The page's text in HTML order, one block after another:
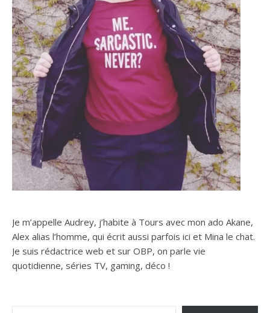
Je m’appelle Audrey, j’habite à Tours avec mon ado Akane,
Alex alias l’homme, qui écrit aussi parfois ici et Mina le chat.
Je suis rédactrice web et sur OBP, on parle vie
quotidienne, séries TV, gaming, déco !